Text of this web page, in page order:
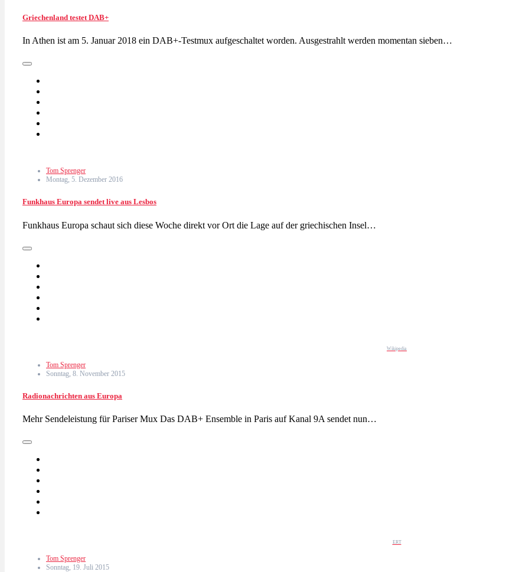
Griechenland testet DAB+
In Athen ist am 5. Januar 2018 ein DAB+-Testmux aufgeschaltet worden. Ausgestrahlt werden momentan sieben…
Tom Sprenger
Montag, 5. Dezember 2016
Funkhaus Europa sendet live aus Lesbos
Funkhaus Europa schaut sich diese Woche direkt vor Ort die Lage auf der griechischen Insel…
Wikipedia
Tom Sprenger
Sonntag, 8. November 2015
Radionachrichten aus Europa
Mehr Sendeleistung für Pariser Mux Das DAB+ Ensemble in Paris auf Kanal 9A sendet nun…
ERT
Tom Sprenger
Sonntag, 19. Juli 2015